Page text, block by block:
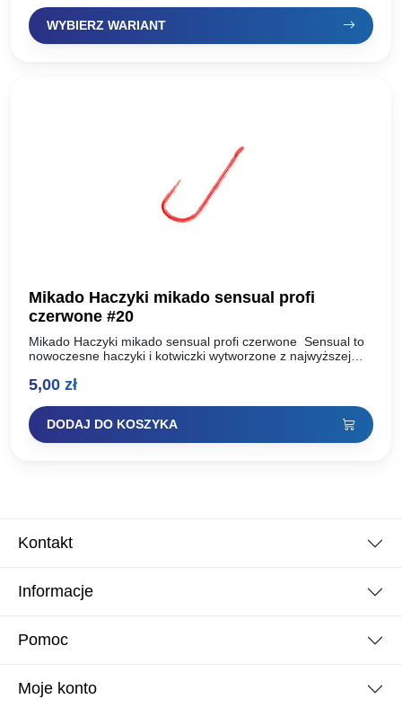
WYBIERZ WARIANT
Mikado Haczyki mikado sensual profi
czerwone #20
Mikado Haczyki mikado sensual profi czerwone Sensual to
nowoczesne haczyki i kotwiczki wytworzone z najwyższej
dwóch technologii ostrzenia: Mechanicznej…
5,00 zł
DODAJ DO KOSZYKA
Kontakt
Informacje
Pomoc
Moje konto